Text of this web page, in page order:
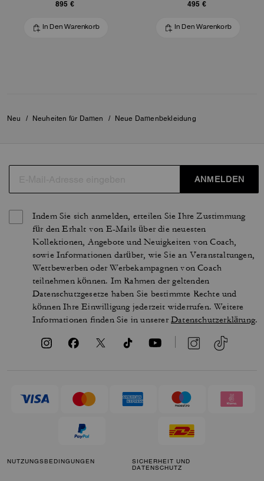
895 €
In Den Warenkorb
495 €
In Den Warenkorb
Neu / Neuheiten für Damen / Neue Damenbekleidung
ANMELDEN
Indem Sie sich anmelden, erteilen Sie Ihre Zustimmung
für den Erhalt von E-Mails über die neuesten
Kollektionen, Angebote und Neuigkeiten von Coach,
sowie Informationen darüber, wie Sie an Veranstaltungen,
Wettbewerben oder Werbekampagnen von Coach
teilnehmen können. Im Rahmen der geltenden
Datenschutzgesetze haben Sie bestimmte Rechte und
können Ihre Einwilligung jederzeit widerrufen. Weitere
Informationen finden Sie in unsererDatenschutzerklärung.
NUTZUNGSBEDINGUNGEN
SICHERHEIT UND
DATENSCHUTZ